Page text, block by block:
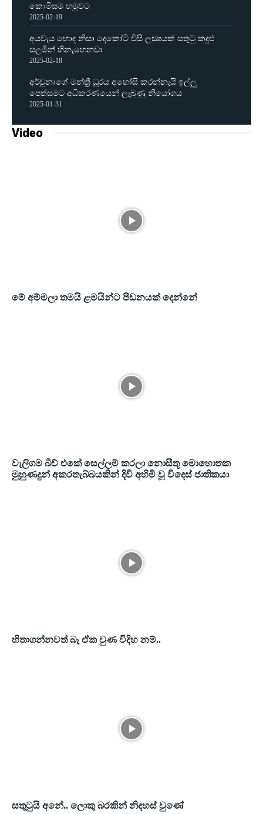
කොමිසම හමුවට
2025-02-19
අයවැය හොද නිසා දෙකෝටි විසි ලක්‍ෂයක් සතුටු කදුළු
සලමින් හිනැහෙනවා
2025-02-18
අර්චුනාගේ මන්ත්‍රී ධුරය අහෝසි කරන්නැයි ඉල්ලූ
පෙත්සමට අධිකරණයෙන් ලැබුණු නියෝගය
2025-01-31
Video
මේ අම්මලා තමයි ළමයින්ට පීඩනයක් දෙන්නේ
වැලිගම බීච් එකේ සෙල්ලම් කරලා නොසීතූ මොහොතක
මුහුණදුන් අකරතැබ්බයකින් දිවි අහිමි වූ විදෙස් ජාතිකයා
හිතාගන්නවත් බෑ ඒක වුණ විදිහ නම්..
සතුටුයි අනේ.. ලොකු බරකින් නිදහස් වුණේ